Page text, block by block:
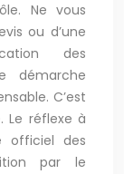
Ne vous
ou d’une
des
démarche
C’est
Le réflexe à
officiel des
par le